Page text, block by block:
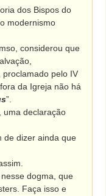
dos Bispos do
modernismo
considerou que
pelo IV
da Igreja não há
”.
declaração
dizer ainda que
dogma, que
Faça isso e